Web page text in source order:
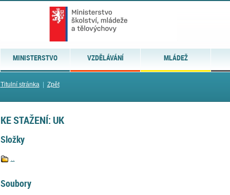
MINISTERSTVO VZDĚLÁVÁNÍ MLÁDEŽ
Titulní stránka| Zpět
KE STAŽENÍ: UK
Složky
..
Soubory